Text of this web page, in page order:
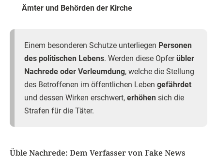
Ämter und Behörden der Kirche
Einem besonderen Schutze unterliegen Personen
des politischen Lebens. Werden diese Opferübler
Nachrede oder Verleumdung, welche die Stellung
des Betroffenen im öffentlichen Leben gefährdet
und dessen Wirken erschwert, erhöhen sich die
Strafen für die Täter.
Üble Nachrede: Dem Verfasser von Fake News